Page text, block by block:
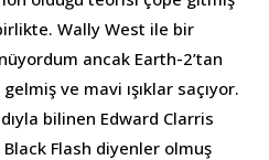
Wally West ile bir
ancak Earth-2’tan
ve mavi ışıklar saçıyor.
bilinen Edward Clarris
Flash diyenler olmuş